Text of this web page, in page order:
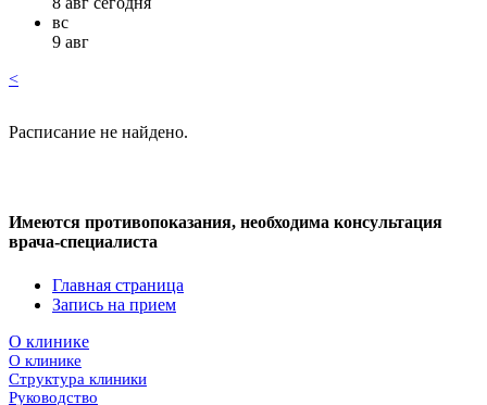
вс
9 авг
<
Расписание не найдено.
Имеются противопоказания, необходима консультация
врача-специалиста
Главная страница
Запись на прием
О клинике
О клинике
Структура клиники
Руководство